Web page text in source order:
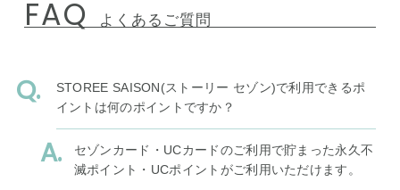
FAQ よくあるご質問
STOREE SAISON(ストーリー セゾン)で利用できるポ
イントは何のポイントですか？
セゾンカード・UCカードのご利用で貯まった永久不
滅ポイント・UCポイントがご利用いただけます。